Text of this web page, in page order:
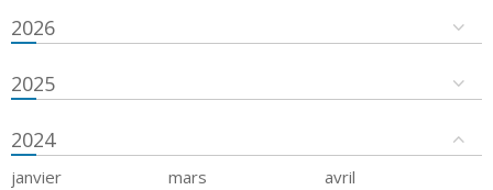
2026
2025
2024
janvier mars
avril